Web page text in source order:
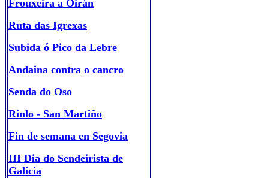
Frouxeira a Oirán
Ruta das Igrexas
Subida ó Pico da Lebre
Andaina contra o cancro
Senda do Oso
Rinlo - San Martiño
Fin de semana en Segovia
III Dia do Sendeirista de
Galicia